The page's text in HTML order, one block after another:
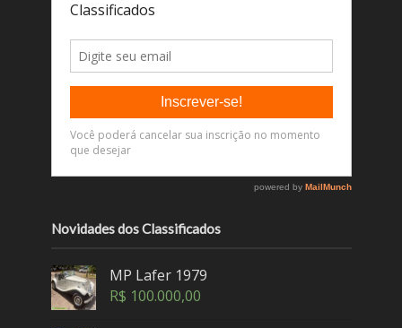
Novidades dos Classificados
MP Lafer 1979
R$ 100.000,00